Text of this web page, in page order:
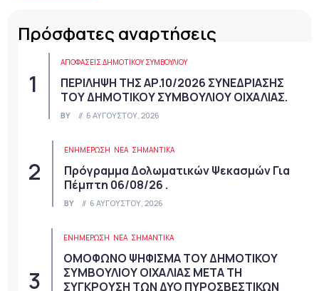
Πρόσφατες αναρτήσεις
ΑΠΟΦΆΣΕΙΣ ΔΗΜΟΤΙΚΟΎ ΣΥΜΒΟΥΛΊΟΥ
ΠΕΡΙΛΗΨΗ ΤΗΣ ΑΡ.10/2026 ΣΥΝΕΔΡΙΑΣΗΣ
ΤΟΥ ΔΗΜΟΤΙΚΟΥ ΣΥΜΒΟΥΛΙΟΥ ΟΙΧΑΛΙΑΣ.
BY 6 ΑΥΓΟΎΣΤΟΥ, 2026
ΕΝΗΜΕΡΩΣΗ ΝΈΑ ΣΗΜΑΝΤΙΚΆ
Πρόγραμμα Δολωματικών Ψεκασμών Για
Πέμπτη 06/08/26 .
BY 6 ΑΥΓΟΎΣΤΟΥ, 2026
ΕΝΗΜΕΡΩΣΗ ΝΈΑ ΣΗΜΑΝΤΙΚΆ
ΟΜΟΦΩΝΟ ΨΗΦΙΣΜΑ ΤΟΥ ΔΗΜΟΤΙΚΟΥ
ΣΥΜΒΟΥΛΙΟΥ ΟΙΧΑΛΙΑΣ ΜΕΤΑ ΤΗ
ΣΥΓΚΡΟΥΣΗ ΤΩΝ ΔΥΟ ΠΥΡΟΣΒΕΣΤΙΚΩΝ